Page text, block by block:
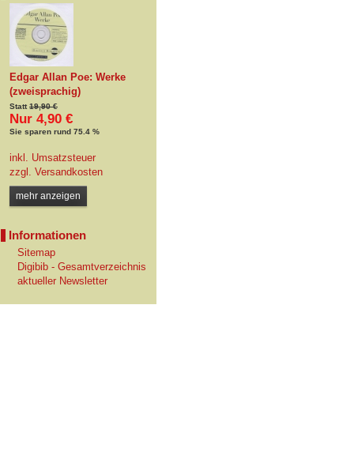
Edgar Allan Poe: Werke
(zweisprachig)
Statt19,90 €
Nur 4,90 €
Sie sparen rund 75.4 %
inkl. Umsatzsteuer
zzgl. Versandkosten
mehr anzeigen
Informationen
Sitemap
Digibib - Gesamtverzeichnis
aktueller Newsletter